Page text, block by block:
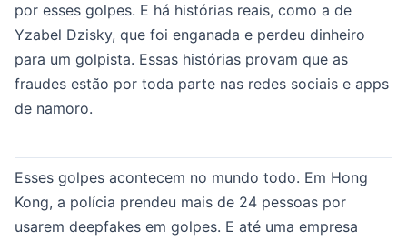
por esses golpes. E há histórias reais, como a de
Yzabel Dzisky, que foi enganada e perdeu dinheiro
para um golpista. Essas histórias provam que as
fraudes estão por toda parte nas redes sociais e apps
de namoro.
Esses golpes acontecem no mundo todo. Em Hong
Kong, a polícia prendeu mais de 24 pessoas por
usarem deepfakes em golpes. E até uma empresa